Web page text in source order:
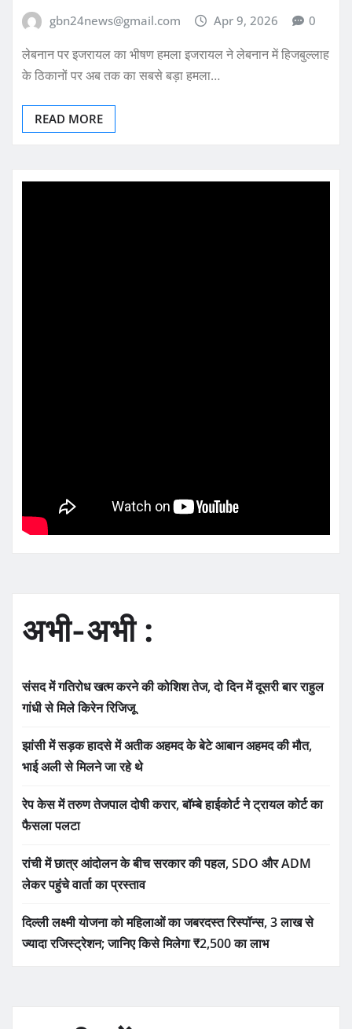
gbn24news@gmail.com Apr 9, 2026 0
लेबनान पर इजरायल का भीषण हमला इजरायल ने लेबनान में हिजबुल्लाह
के ठिकानों पर अब तक का सबसे बड़ा हमला…
READ MORE
अभी-अभी :
संसद में गतिरोध खत्म करने की कोशिश तेज, दो दिन में दूसरी बार राहुल
गांधी से मिले किरेन रिजिजू
झांसी में सड़क हादसे में अतीक अहमद के बेटे आबान अहमद की मौत,
भाई अली से मिलने जा रहे थे
रेप केस में तरुण तेजपाल दोषी करार, बॉम्बे हाईकोर्ट ने ट्रायल कोर्ट का
फैसला पलटा
रांची में छात्र आंदोलन के बीच सरकार की पहल, SDO और ADM
लेकर पहुंचे वार्ता का प्रस्ताव
दिल्ली लक्ष्मी योजना को महिलाओं का जबरदस्त रिस्पॉन्स, 3 लाख से
ज्यादा रजिस्ट्रेशन; जानिए किसे मिलेगा ₹2,500 का लाभ